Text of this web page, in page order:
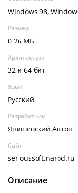
Windows 98,
Размер
0.26 МБ
Архитектура
32 и 64 бит
Язык
Русский
Разработчик
Янишевский Антон
Сайт
serioussoft.narod.ru
Описание